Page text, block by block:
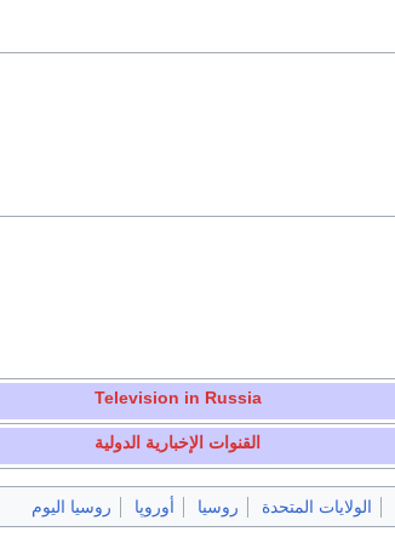
Television in Russia
القنوات الإخبارية الدولية
الولايات المتحدة روسيا أوروپا روسيا اليوم